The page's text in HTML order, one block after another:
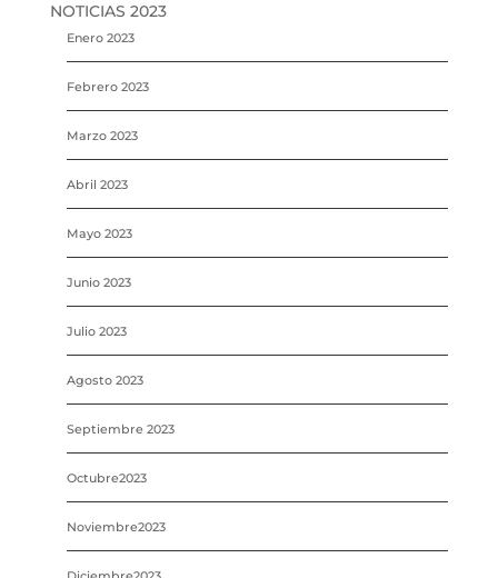
NOTICIAS 2023
Enero 2023
Febrero 2023
Marzo 2023
Abril 2023
Mayo 2023
Junio 2023
Julio 2023
Agosto 2023
Septiembre 2023
Octubre2023
Noviembre2023